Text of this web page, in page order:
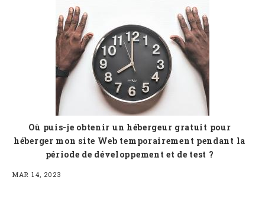
Où puis-je obtenir un hébergeur gratuit pour
héberger mon site Web temporairement pendant la
période de développement et de test ?
MAR 14, 2023